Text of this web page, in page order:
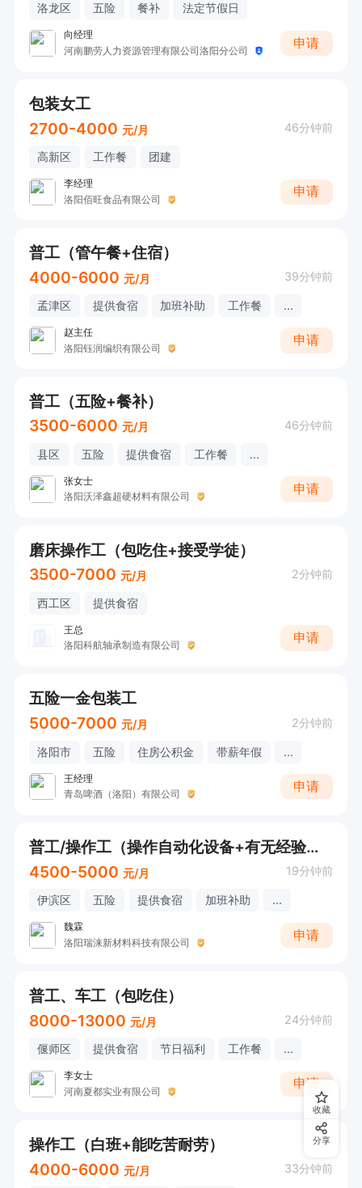
洛龙区 五险 餐补 法定节假日
向经理
河南鹏劳人力资源管理有限公司洛阳分公司
申请
包装女工
2700-4000 元/月 46分钟前
高新区 工作餐 团建
李经理
洛阳佰旺食品有限公司
申请
普工（管午餐+住宿）
4000-6000 元/月 39分钟前
孟津区 提供食宿 加班补助 工作餐 ...
赵主任
洛阳钰润编织有限公司
申请
普工（五险+餐补）
3500-6000 元/月 46分钟前
县区 五险 提供食宿 工作餐 ...
张女士
洛阳沃泽鑫超硬材料有限公司
申请
磨床操作工（包吃住+接受学徒）
3500-7000 元/月 2分钟前
西工区 提供食宿
王总
洛阳科航轴承制造有限公司
申请
五险一金包装工
5000-7000 元/月 2分钟前
洛阳市 五险 住房公积金 带薪年假 ...
王经理
青岛啤酒（洛阳）有限公司
申请
普工/操作工（操作自动化设备+有无经验均可+五险管住+餐补）
4500-5000 元/月 19分钟前
伊滨区 五险 提供食宿 加班补助 ...
魏霖
洛阳瑞涞新材料科技有限公司
申请
普工、车工（包吃住）
8000-13000 元/月 24分钟前
偃师区 提供食宿 节日福利 工作餐 ...
李女士
河南夏都实业有限公司
申请
操作工（白班+能吃苦耐劳）
4000-6000 元/月 33分钟前
收藏
分享